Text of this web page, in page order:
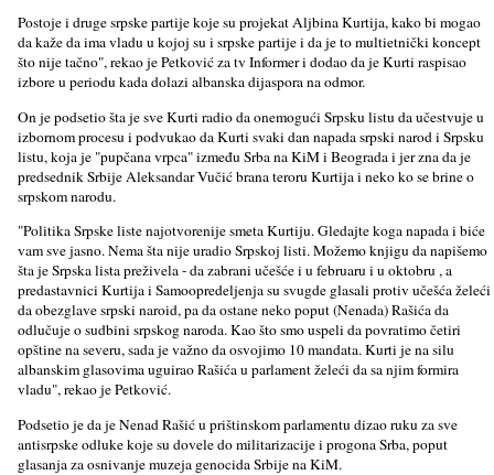
Postoje i druge srpske partije koje su projekat Aljbina Kurtija, kako bi mogao
da kaže da ima vladu u kojoj su i srpske partije i da je to multietnički koncept
što nije tačno", rekao je Petković za tv Informer i dodao da je Kurti raspisao
izbore u periodu kada dolazi albanska dijaspora na odmor.
On je podsetio šta je sve Kurti radio da onemogući Srpsku listu da učestvuje u
izbornom procesu i podvukao da Kurti svaki dan napada srpski narod i Srpsku
listu, koja je "pupčana vrpca" između Srba na KiM i Beograda i jer zna da je
predsednik Srbije Aleksandar Vučić brana teroru Kurtija i neko ko se brine o
srpskom narodu.
"Politika Srpske liste najotvorenije smeta Kurtiju. Gledajte koga napada i biće
vam sve jasno. Nema šta nije uradio Srpskoj listi. Možemo knjigu da napišemo
šta je Srpska lista preživela - da zabrani učešće i u februaru i u oktobru , a
predastavnici Kurtija i Samoopredeljenja su svugde glasali protiv učešća želeći
da obezglave srpski naroid, pa da ostane neko poput (Nenada) Rašića da
odlučuje o sudbini srpskog naroda. Kao što smo uspeli da povratimo četiri
opštine na severu, sada je važno da osvojimo 10 mandata. Kurti je na silu
albanskim glasovima uguirao Rašića u parlament želeći da sa njim formira
vladu", rekao je Petković.
Podsetio je da je Nenad Rašić u prištinskom parlamentu dizao ruku za sve
antisrpske odluke koje su dovele do militarizacije i progona Srba, poput
glasanja za osnivanje muzeja genocida Srbije na KiM.